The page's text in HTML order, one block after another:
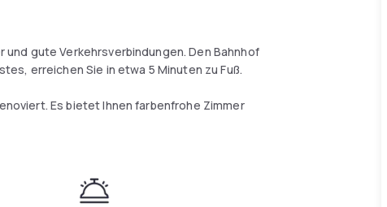
gute Verkehrsverbindungen. Den Bahnhof
erreichen Sie in etwa 5 Minuten zu Fuß.
Es bietet Ihnen farbenfrohe Zimmer
Terrasse genießen.